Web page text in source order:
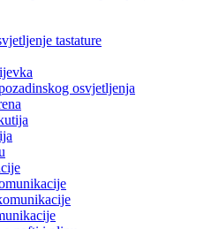
tastature
osvjetljenja